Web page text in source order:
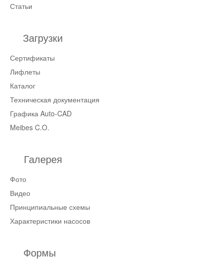
Статьи
Загрузки
Сертификаты
Лифлеты
Каталог
Техническая документация
Графика Auto-CAD
Meibes C.O.
Галерея
Фото
Видео
Принципиальные схемы
Характеристики насосов
Формы